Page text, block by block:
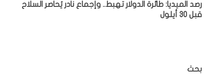
رصد الميديا: طائرة الدولار تهبط.. وإجماع نادر يُحاصر السلاح
قبل 30 أيلول
بحث